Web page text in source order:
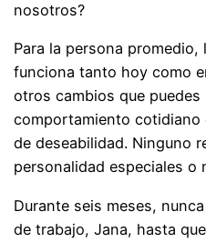
nosotros?
Para la persona promedio,
funciona tanto hoy como
otros cambios que puedes
comportamiento cotidiano
de deseabilidad. Ninguno
personalidad especiales o
Durante seis meses,
de trabajo, Jana, hasta